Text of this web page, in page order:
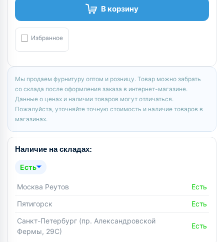
В корзину
Избранное
Мы продаем фурнитуру оптом и розницу. Товар можно забрать
со склада после оформления заказа в интернет-магазине.
Данные о ценах и наличии товаров могут отличаться.
Пожалуйста, уточняйте точную стоимость и наличие товаров в
магазинах.
Наличие на складах:
Есть
Москва Реутов
Есть
Пятигорск
Есть
Санкт-Петербург (пр. Александровской
Фермы, 29С)
Есть